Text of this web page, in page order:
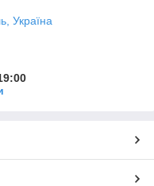
Україна